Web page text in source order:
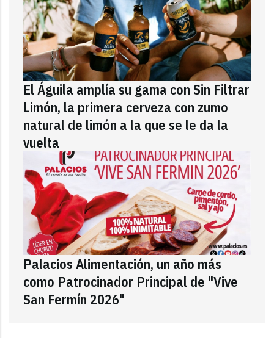
El Águila amplía su gama con Sin Filtrar
Limón, la primera cerveza con zumo
natural de limón a la que se le da la
vuelta
Palacios Alimentación, un año más
como Patrocinador Principal de "Vive
San Fermín 2026"